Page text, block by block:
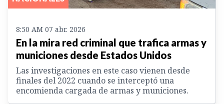
8:50 AM 07 abr. 2026
En la mira red criminal que trafica armas y
municiones desde Estados Unidos
Las investigaciones en este caso vienen desde
finales del 2022 cuando se interceptó una
encomienda cargada de armas y municiones.